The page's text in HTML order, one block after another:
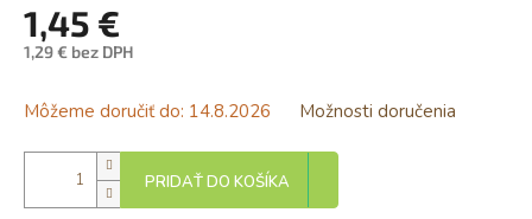
1,45 €
1,29 € bez DPH
cena:
Môžeme doručiť do: 14.8.2026 Možnosti doručenia
PRIDAŤ DO KOŠÍKA